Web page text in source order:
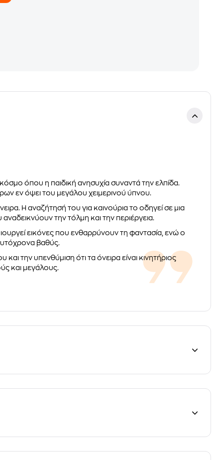
όπου η παιδική ανησυχία συναντά την ελπίδα.
εν όψει του μεγάλου χειμερινού ύπνου.
Η αναζήτησή του για καινούρια το οδηγεί σε μια
την τόλμη και την περιέργεια.
εικόνες που ενθαρρύνουν τη φαντασία, ενώ ο
βαθύς.
την υπενθύμιση ότι τα όνειρα είναι κινητήριος
και μεγάλους.